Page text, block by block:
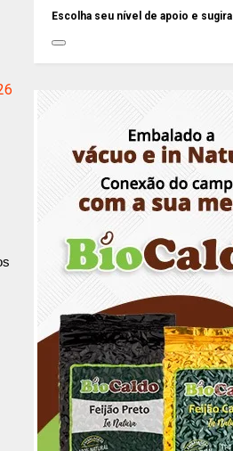
Escolha seu nível de apoio e sugira